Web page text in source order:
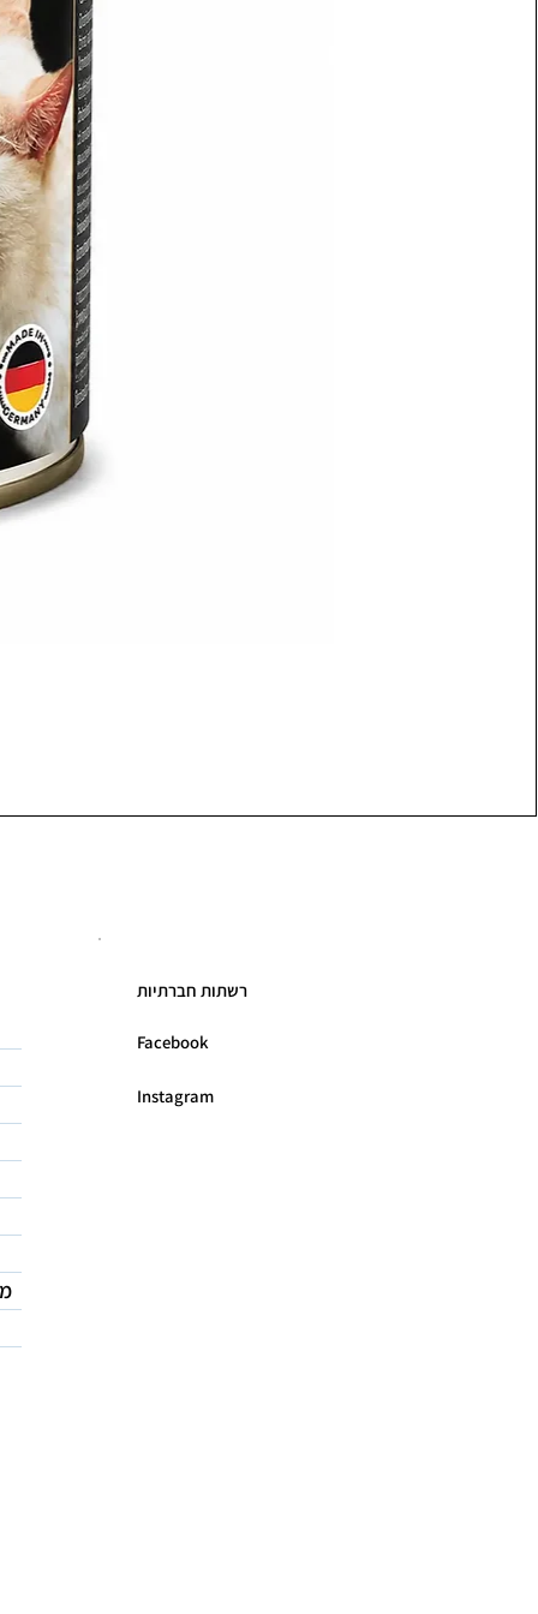
רשתות חברתיות
Facebook
Instagram